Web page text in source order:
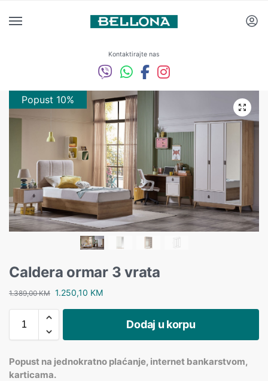
Kontaktirajte nas
Popust 10%
Caldera ormar 3 vrata
1.389,00KM 1.250,10 KM
Dodaj u korpu
Popust na jednokratno plaćanje, internet bankarstvom,
karticama.